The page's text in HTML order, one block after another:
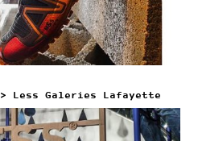
Less Galeries Lafayette